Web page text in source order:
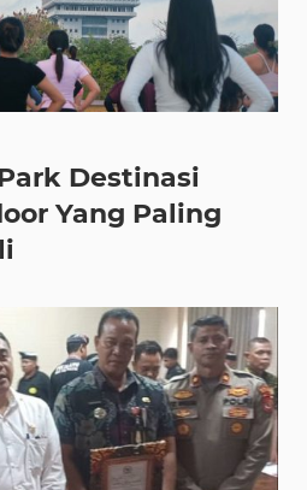
Destinasi
Yang Paling